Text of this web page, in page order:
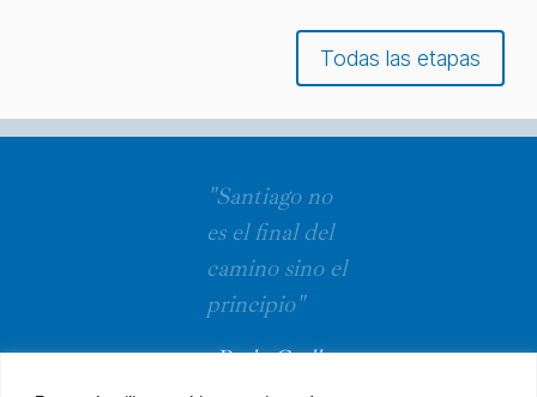
Todas las etapas
"Santiago no
es el final del
camino sino el
principio"
Paulo Coelho